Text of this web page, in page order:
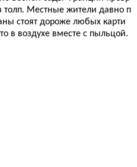
толп. Местные жители давно п
стоят дороже любых карти
в воздухе вместе с пыльцой.